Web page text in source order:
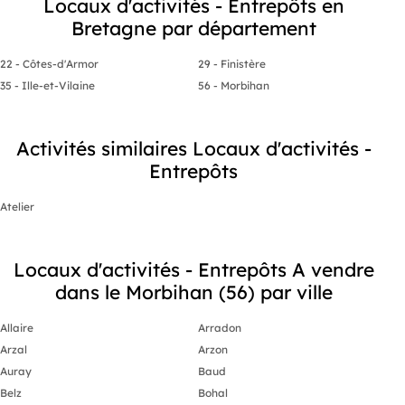
Locaux d'activités - Entrepôts en
Bretagne par département
22 - Côtes-d'Armor
29 - Finistère
35 - Ille-et-Vilaine
56 - Morbihan
Activités similaires Locaux d'activités -
Entrepôts
Atelier
Locaux d'activités - Entrepôts A vendre
dans le Morbihan (56) par ville
Allaire
Arradon
Arzal
Arzon
Auray
Baud
Belz
Bohal